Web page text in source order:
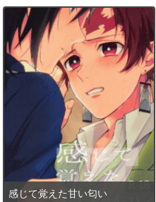
感じて覚えた甘い匂い